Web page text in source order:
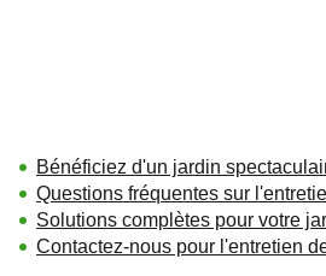
Bénéficiez d'un jardin
Questions fréquentes sur
Solutions complètes pour votre
Contactez-nous pour l'entretien